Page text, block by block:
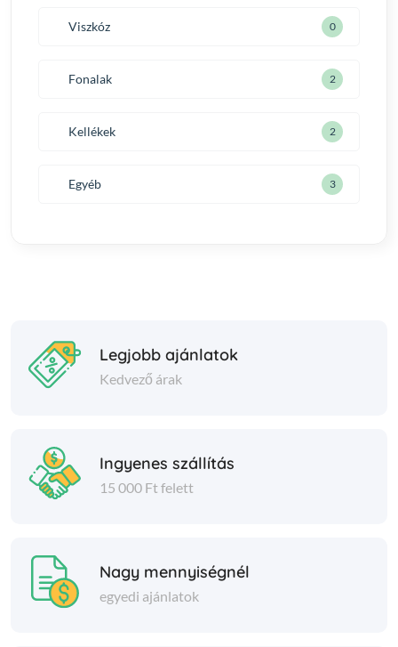
Viszkóz 0
Fonalak 2
Kellékek 2
Egyéb 3
Legjobb ajánlatok
Kedvező árak
Ingyenes szállítás
15 000 Ft felett
Nagy mennyiségnél
egyedi ajánlatok